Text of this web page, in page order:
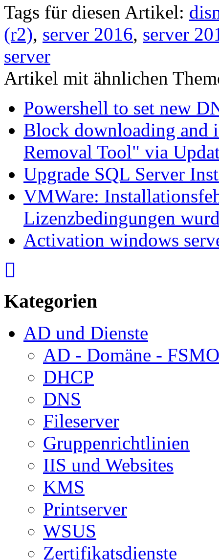
Tags für diesen Artikel:
(r2), server 2016, server
server
Artikel mit ähnlichen
Powershell to set new
Block downloading and
Removal Tool" via
Upgrade SQL Server
VMWare:
Lizenzbedingungen
Activation windows
Kategorien
AD und Dienste
AD - Domäne - FSMO
DHCP
DNS
Fileserver
Gruppenrichtlinien
IIS und Websites
KMS
Printserver
WSUS
Zertifikatsdienste